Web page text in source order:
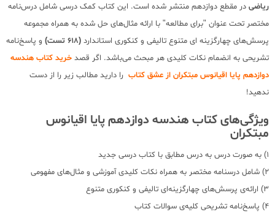
ریاضی در مقطع دوازدهم منتشر شده است. این کتاب کمک درسی شامل درس‌نامه
مختصر تحت عنوان "برای مطالعه" با ارائه مثال‌های حل شده به همراه مجموعه
پرسش‌های چهارگزینه ای متنوع تالیفی و کنکوری استاندارد (618 تست)
و پاسخ‌نامه
تشریحی به انضمام نکات کلیدی هر مبحث می‌باشد. اگر قصد خرید کتاب هندسه
دوازدهم پایا اقیانوس مبتکران از عشق کتاب را دارید مطالب زیر را از دست
ندهید!
ویژگی‌های کتاب هندسه دوازدهم پایا اقیانوس
مبتکران
1) به صورت درس به درس مطابق با کتاب درسی جدید
2) شامل درسنامه مختصر به همراه نکات کلیدی آموزشی و مثال‌های مفهومی
3) ارائه‌ی پرسش‌های چهارگزینه‌ای تالیفی و کنکوری متنوع
4) پاسخ‌نامه تشریحی کلیه‌ی سوالات کتاب